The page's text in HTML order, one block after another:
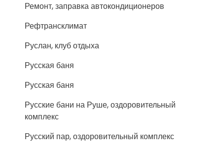
Ремонт, заправка автокондиционеров
Рефтрансклимат
Руслан, клуб отдыха
Русская баня
Русская баня
Русские бани на Руше, оздоровительный
комплекс
Русский пар, оздоровительный комплекс